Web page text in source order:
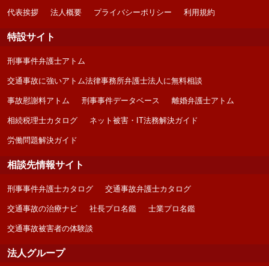
代表挨拶 法人概要 プライバシーポリシー 利用規約
特設サイト
刑事事件弁護士アトム
交通事故に強いアトム法律事務所弁護士法人に無料相談
事故慰謝料アトム 刑事事件データベース 離婚弁護士アトム
相続税理士カタログ ネット被害・IT法務解決ガイド
労働問題解決ガイド
相談先情報サイト
刑事事件弁護士カタログ 交通事故弁護士カタログ
交通事故の治療ナビ 社長プロ名鑑 士業プロ名鑑
交通事故被害者の体験談
法人グループ